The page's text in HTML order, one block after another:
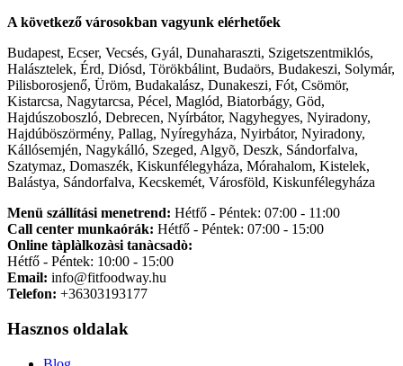
A következő városokban vagyunk elérhetőek
Budapest, Ecser, Vecsés, Gyál, Dunaharaszti, Szigetszentmiklós,
Halásztelek, Érd, Diósd, Törökbálint, Budaörs, Budakeszi, Solymár,
Pilisborosjenő, Üröm, Budakalász, Dunakeszi, Fót, Csömör,
Kistarcsa, Nagytarcsa, Pécel, Maglód, Biatorbágy, Göd,
Hajdúszoboszló, Debrecen, Nyírbátor, Nagyhegyes, Nyiradony,
Hajdúböszörmény, Pallag, Nyíregyháza, Nyirbátor, Nyiradony,
Kállósemjén, Nagykálló, Szeged, Algyõ, Deszk, Sándorfalva,
Szatymaz, Domaszék, Kiskunfélegyháza, Mórahalom, Kistelek,
Balástya, Sándorfalva, Kecskemét, Városföld, Kiskunfélegyháza
Menü szállítási menetrend: Hétfő - Péntek: 07:00 - 11:00
Call center munkaórák: Hétfő - Péntek: 07:00 - 15:00
Online tàplàlkozàsi tanàcsadò:
Hétfő - Péntek: 10:00 - 15:00
Email: info@fitfoodway.hu
Telefon: +36303193177
Hasznos oldalak